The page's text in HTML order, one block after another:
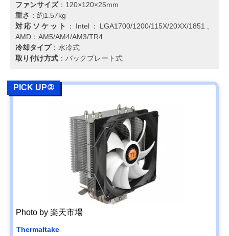
ファンサイズ：120×120×25mm
重さ ：約1.57kg
対応ソケット
：Intel：LGA1700/1200/115X/20XX/1851、
AMD：AM5/AM4/AM3/TR4
冷却タイプ：水冷式
取り付け方式 ：バックプレート式
PICK UP②
Photo by 楽天市場
Thermaltake